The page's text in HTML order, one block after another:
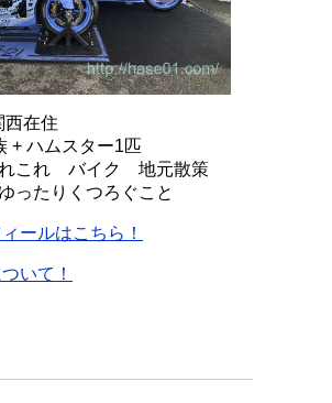
西在住
ハムスター1匹
れこれ バイク 地元散策
ったりくつろぐこと
ールはこちら！
いて！